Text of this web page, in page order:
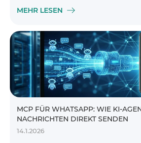
MEHR LESEN
MCP FÜR WHATSAPP: WIE KI-
NACHRICHTEN DIREKT SENDEN
14.1.2026